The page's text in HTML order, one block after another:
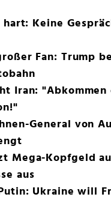
Keine
Fan: Trump
Iran: "Abkommen
General von
Mega-Kopfgeld
aus
Ukraine will